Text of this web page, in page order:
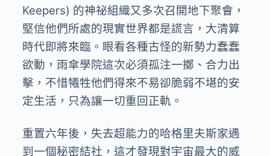
Keepers) 的神祕組織又多次召開地下聚會，
堅信他們所處的現實世界都是謊言，大清算
時代即將來臨。眼看各種古怪的新勢力蠢蠢
欲動，雨傘學院這次必須孤注一擲、合力出
擊，不惜犧牲他們得來不易卻脆弱不堪的安
定生活，只為讓一切重回正軌。
重置六年後，失去超能力的哈格里夫斯家遇
到一個秘密結社，這才發現對宇宙最大的威